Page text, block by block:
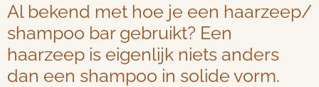
Al bekend met hoe je een haarzeep/
shampoo bar gebruikt? Een
haarzeep is eigenlijk niets anders
dan een shampoo in solide vorm.